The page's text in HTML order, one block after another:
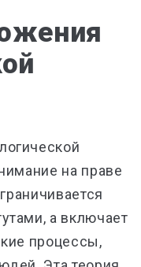
на праве
а включает
процессы,